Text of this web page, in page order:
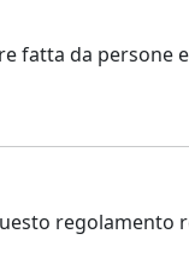
fatta da
regolamento